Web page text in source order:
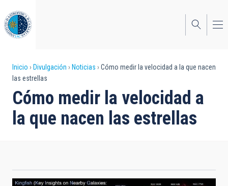
al
contenido
principal
Sobrescribir
enlaces
de
ayuda
navegación
Inicio Divulgación Noticias
Cómo medir la velocidad a la que nacen
las estrellas
Cómo medir la velocidad a
la que nacen las estrellas